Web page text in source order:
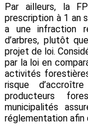
Par ailleurs, la
prescription à 1 an
a une infraction
d’arbres, plutôt
projet de loi.
par la loi en
activités
risque
producteurs
municipalités
réglementation afin